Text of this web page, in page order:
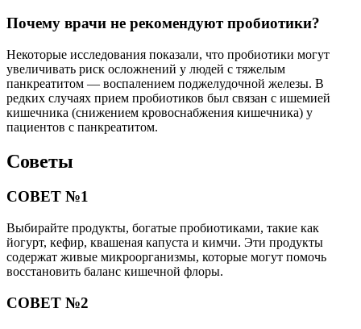
Почему врачи не рекомендуют пробиотики?
Некоторые исследования показали, что пробиотики могут
увеличивать риск осложнений у людей с тяжелым
панкреатитом — воспалением поджелудочной железы. В
редких случаях прием пробиотиков был связан с ишемией
кишечника (снижением кровоснабжения кишечника) у
пациентов с панкреатитом.
Советы
СОВЕТ №1
Выбирайте продукты, богатые пробиотиками, такие как
йогурт, кефир, квашеная капуста и кимчи. Эти продукты
содержат живые микроорганизмы, которые могут помочь
восстановить баланс кишечной флоры.
СОВЕТ №2